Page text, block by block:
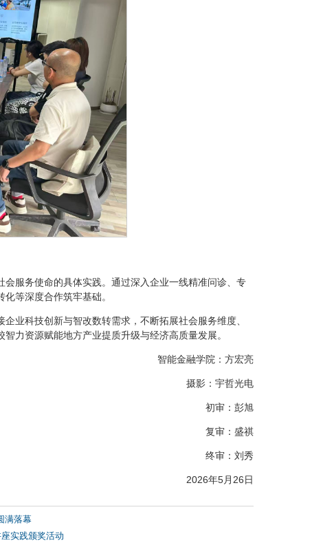
服务使命的具体实践。通过深入企业一线精准问诊、专
等深度合作筑牢基础。
业科技创新与智改数转需求，不断拓展社会服务维度、
力资源赋能地方产业提质升级与经济高质量发展。
智能金融学院：方宏亮
摄影：宇哲光电
初审：彭旭
复审：盛祺
终审：刘秀
2026年5月26日
满落幕
实践颁奖活动